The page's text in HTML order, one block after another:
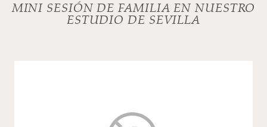
MINI SESIÓN DE FAMILIA EN NUESTRO
ESTUDIO DE SEVILLA